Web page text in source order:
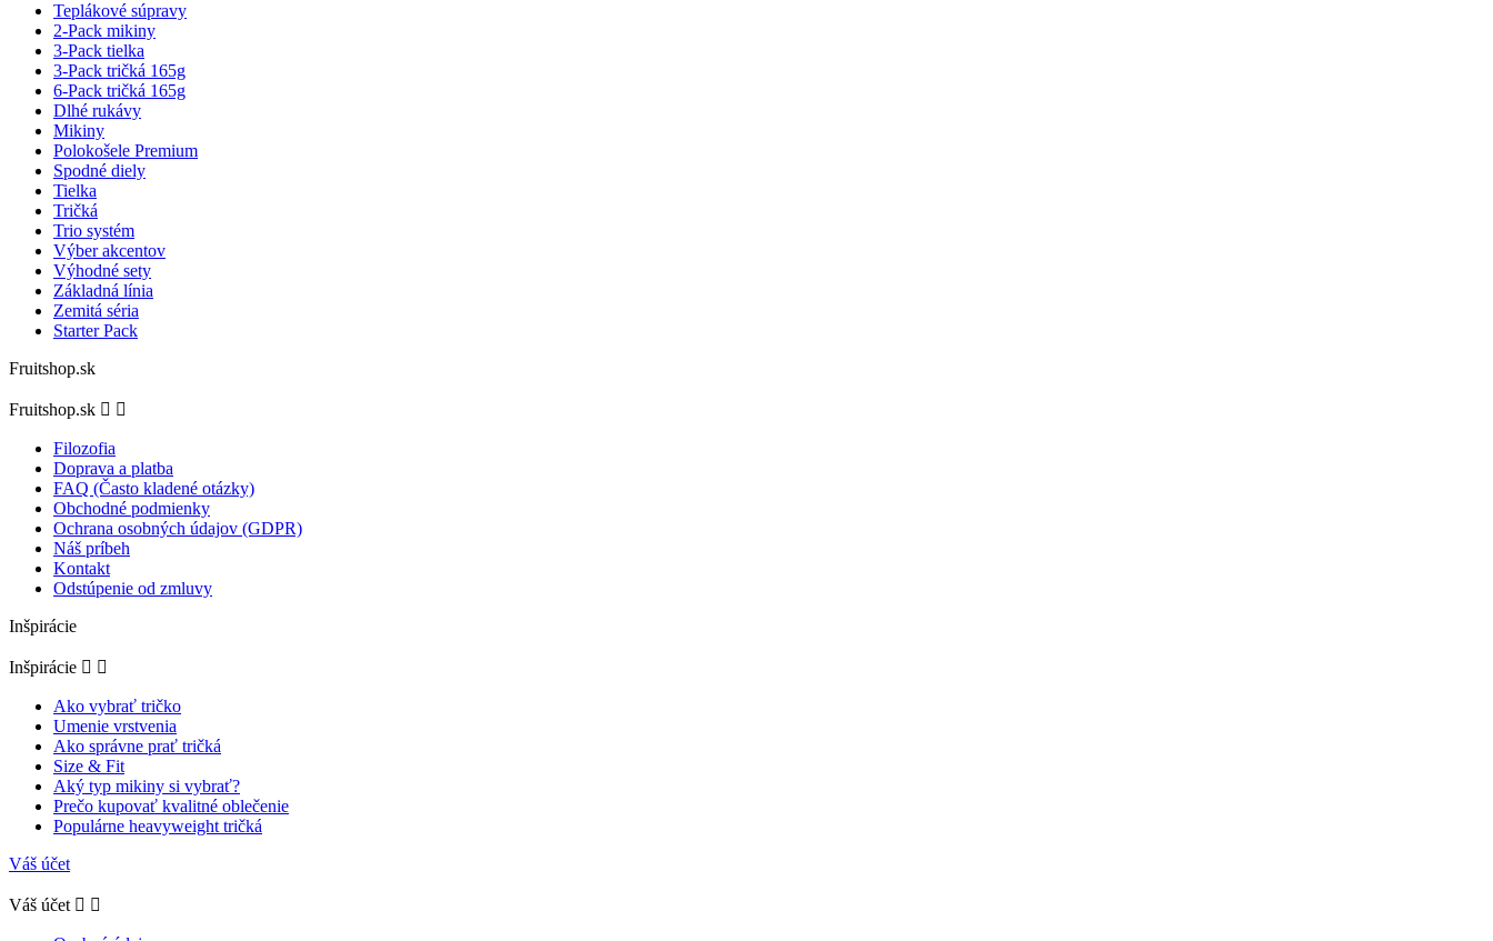
Teplákové súpravy
2-Pack mikiny
3-Pack tielka
3-Pack tričká 165g
6-Pack tričká 165g
Dlhé rukávy
Mikiny
Polokošele Premium
Spodné diely
Tielka
Tričká
Trio systém
Výber akcentov
Výhodné sety
Základná línia
Zemitá séria
Starter Pack
Fruitshop.sk
Fruitshop.sk  
Filozofia
Doprava a platba
FAQ (Často kladené otázky)
Obchodné podmienky
Ochrana osobných údajov (GDPR)
Náš príbeh
Kontakt
Odstúpenie od zmluvy
Inšpirácie
Inšpirácie  
Ako vybrať tričko
Umenie vrstvenia
Ako správne prať tričká
Size & Fit
Aký typ mikiny si vybrať?
Prečo kupovať kvalitné oblečenie
Populárne heavyweight tričká
Váš účet
Váš účet  